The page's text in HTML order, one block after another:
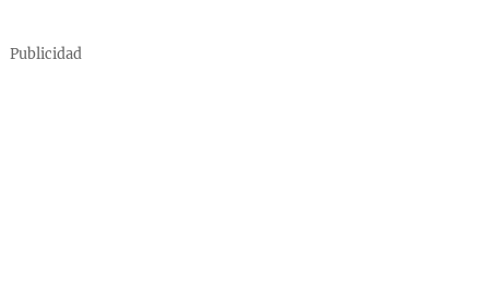
Publicidad